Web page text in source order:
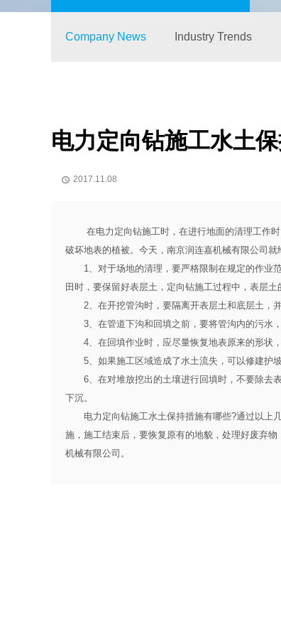
Company News Industry Trends
电力定向钻施工水土
 2017.11.08
在电力 定向钻施工时，在进行地面的清理工作
破坏地表的植被。今天，南京润连嘉机械有限公司
1、对于场地的清理，要严格限制在规定的作业范
田时，要保留好表层土，定向钻施工过程中，表层土
2、在开挖管沟时，要隔离开表层土和底层土，并
3、在管道下沟和回填之前，要将管沟内的污水，
4、在回填作业时，应尽量恢复地表原来的形状，
5、如果施工区域造成了水土流失，可以修建护坡
6、在对堆放挖出的土壤进行回填时，不要除去表
下沉。
电力定向钻施工水土保持措施有哪些?通过以上几
施，施工结束后，要恢复原有的地貌，处理好废弃
机械有限公司。